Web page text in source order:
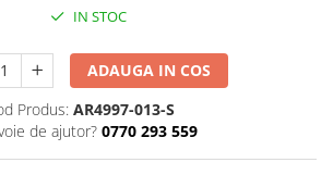
IN STOC
ADAUGA IN COS
Produs: AR4997-013-S
de ajutor? 0770 293 559